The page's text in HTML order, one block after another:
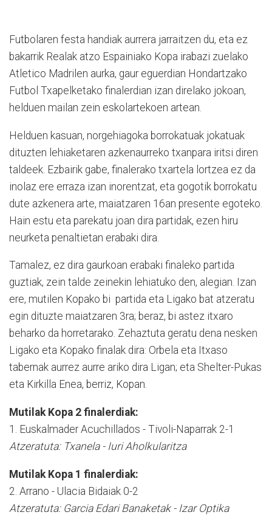
Futbolaren festa handiak aurrera jarraitzen du, eta ez
bakarrik Realak atzo Espainiako Kopa irabazi zuelako
Atletico Madrilen aurka, gaur eguerdian Hondartzako
Futbol Txapelketako finalerdian izan direlako jokoan,
helduen mailan zein eskolartekoen artean.
Helduen kasuan, norgehiagoka borrokatuak jokatuak
dituzten lehiaketaren azkenaurreko txanpara iritsi diren
taldeek. Ezbairik gabe, finalerako txartela lortzea ez da
inolaz ere erraza izan inorentzat, eta gogotik borrokatu
dute azkenera arte, maiatzaren 16an presente egoteko.
Hain estu eta parekatu joan dira partidak, ezen hiru
neurketa penaltietan erabaki dira.
Tamalez, ez dira gaurkoan erabaki finaleko partida
guztiak, zein talde zeinekin lehiatuko den, alegian. Izan
ere, mutilen Kopako bi partida eta Ligako bat atzeratu
egin dituzte maiatzaren 3ra; beraz, bi astez itxaro
beharko da horretarako. Zehaztuta geratu dena nesken
Ligako eta Kopako finalak dira: Orbela eta Itxaso
tabernak aurrez aurre ariko dira Ligan; eta Shelter-Pukas
eta Kirkilla Enea, berriz, Kopan.
Mutilak Kopa 2 finalerdiak:
1. Euskalmader Acuchillados - Tivoli-Naparrak 2-1
Atzeratuta: Txanela - Iuri Aholkularitza
Mutilak Kopa 1 finalerdiak:
2. Arrano - Ulacia Bidaiak 0-2
Atzeratuta: Garcia Edari Banaketak - Izar Optika